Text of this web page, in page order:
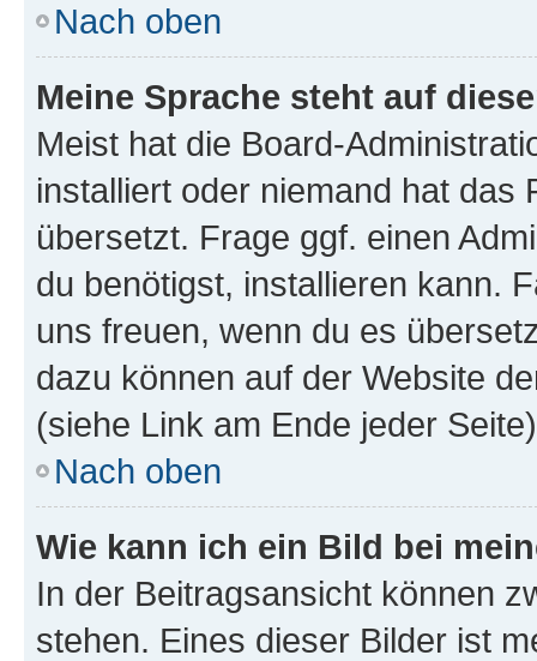
Nach oben
Meine Sprache steht auf
Meist hat die Board-
installiert oder niemand hat das
übersetzt. Frage ggf. einen
du benötigst, installieren kann.
uns freuen, wenn du es
dazu können auf der Website
(siehe Link am Ende jeder
Nach oben
Wie kann ich ein Bild bei
In der Beitragsansicht können
stehen. Eines dieser Bilder ist